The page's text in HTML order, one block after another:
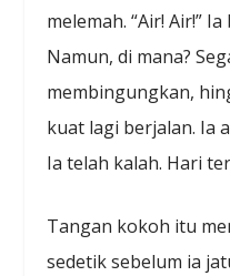
melemah. “Air! Air!”
Namun, di mana?
membingungkan,
kuat lagi berjalan. Ia
Ia telah kalah. Hari
Tangan kokoh itu
sedetik sebelum ia